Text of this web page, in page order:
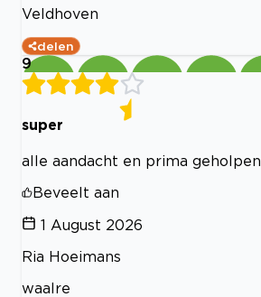
Veldhoven
delen
9
super
alle aandacht en prima geholpen
Beveelt aan
1 August 2026
Ria Hoeimans
waalre